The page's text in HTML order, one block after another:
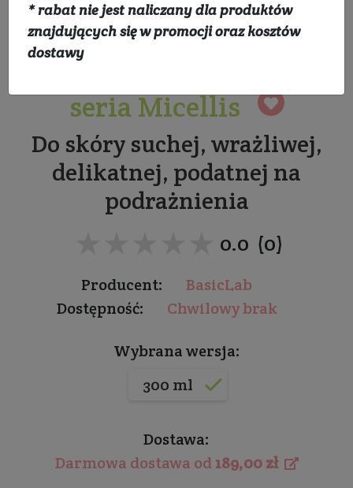
Żel oczyszczający do
skóry suchej i wrażliwej -
seria Micellis
Do skóry suchej, wrażliwej,
delikatnej, podatnej na
podrażnienia
0.0 (0)
Producent:
BasicLab
Dostępność:
Chwilowy brak
Wybrana wersja:
300 ml
Dostawa:
Darmowa dostawa od189,00 zł
* rabat nie jest naliczany dla produktów
znajdujących się w promocji oraz kosztów
dostawy